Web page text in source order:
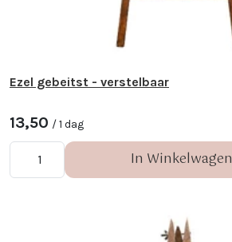
Ezel gebeitst - verstelbaar
13,50 / 1 dag
In Winkelwagen